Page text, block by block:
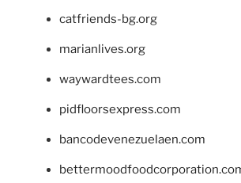
catfriends-bg.org
marianlives.org
waywardtees.com
pidfloorsexpress.com
bancodevenezuelaen.com